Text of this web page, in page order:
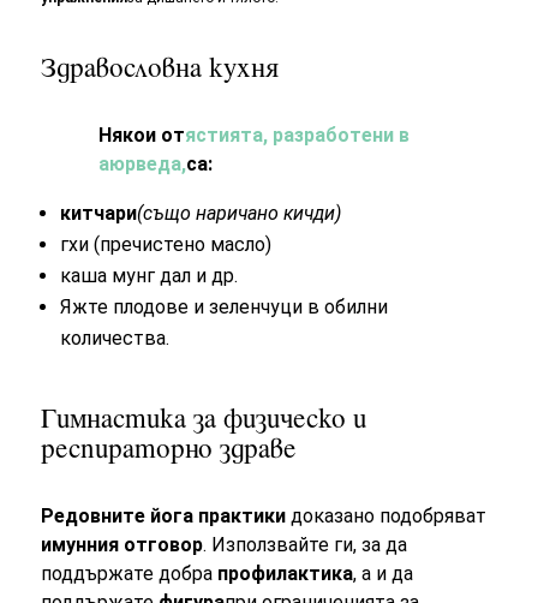
Здравословна кухня
Някои отястията, разработени в
аюрведа,са:
китчари(също наричано кичди)
гхи (пречистено масло)
каша мунг дал и др.
Яжте плодове и зеленчуци в обилни
количества.
Гимнастика за физическо и
респираторно здраве
Редовните йога практикидоказано подобряват
имунния отговор. Използвайте ги, за да
поддържате добра профилактика, а и да